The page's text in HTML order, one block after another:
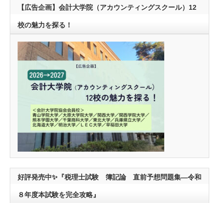
【広告企画】会計大学院（アカウンティングスクール）12
校の魅力を探る！
好評発売中✨『税理士試験 簿記論 直前予想問題集―令和
８年度本試験を完全攻略』